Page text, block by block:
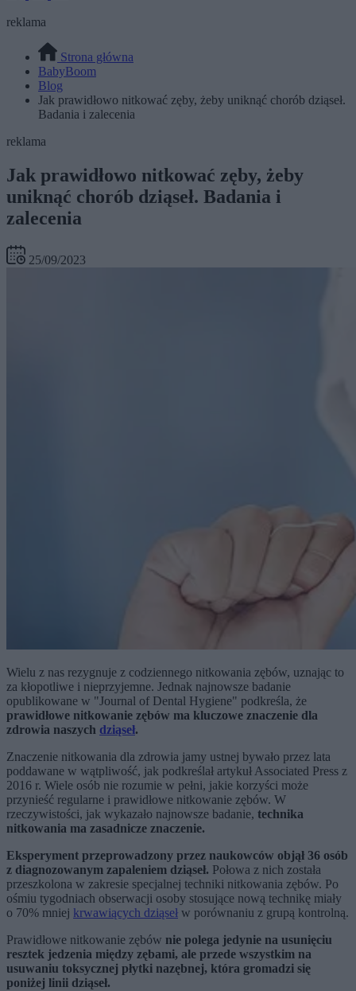
reklama
Strona główna
BabyBoom
Blog
Jak prawidłowo nitkować zęby, żeby uniknąć chorób dziąseł.
Badania i zalecenia
reklama
Jak prawidłowo nitkować zęby, żeby
uniknąć chorób dziąseł. Badania i
zalecenia
25/09/2023
Wielu z nas rezygnuje z codziennego nitkowania zębów, uznając to
za kłopotliwe i nieprzyjemne. Jednak najnowsze badanie
opublikowane w "Journal of Dental Hygiene" podkreśla, że
prawidłowe nitkowanie zębów ma kluczowe znaczenie dla
zdrowia naszych dziąseł.
Znaczenie nitkowania dla zdrowia jamy ustnej bywało przez lata
poddawane w wątpliwość, jak podkreślał artykuł Associated Press z
2016 r. Wiele osób nie rozumie w pełni, jakie korzyści może
przynieść regularne i prawidłowe nitkowanie zębów. W
rzeczywistości, jak wykazało najnowsze badanie, technika
nitkowania ma zasadnicze znaczenie.
Eksperyment przeprowadzony przez naukowców objął 36 osób
z diagnozowanym zapaleniem dziąseł. Połowa z nich została
przeszkolona w zakresie specjalnej techniki nitkowania zębów. Po
ośmiu tygodniach obserwacji osoby stosujące nową technikę miały
o 70% mniej krwawiących dziąseł w porównaniu z grupą kontrolną.
Prawidłowe nitkowanie zębów nie polega jedynie na usunięciu
resztek jedzenia między zębami, ale przede wszystkim na
usuwaniu toksycznej płytki nazębnej, która gromadzi się
poniżej linii dziąseł.